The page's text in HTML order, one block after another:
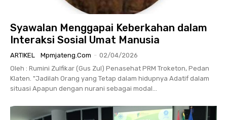
Syawalan Menggapai Keberkahan dalam
Interaksi Sosial Umat Manusia
ARTIKEL Mpmjateng.com - 02/04/2026
Oleh : Rumini Zulfikar (Gus Zul) Penasehat PRM Troketon, Pedan
Klaten. "Jadilah Orang yang Tetap dalam hidupnya Adatif dalam
situasi Apapun dengan nurani sebagai modal...